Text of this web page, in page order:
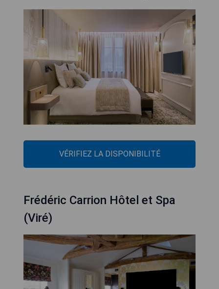
VÉRIFIEZ LA DISPONIBILITÉ
Frédéric Carrion Hôtel et Spa
(Viré)